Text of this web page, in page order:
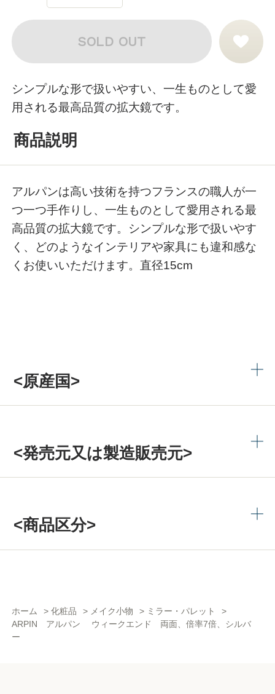
シンプルな形で扱いやすい、一生ものとして愛
用される最高品質の拡大鏡です。
SOLD OUT
商品説明
アルパンは高い技術を持つフランスの職人が一
つ一つ手作りし、一生ものとして愛用される最
高品質の拡大鏡です。シンプルな形で扱いやす
く、どのようなインテリアや家具にも違和感な
くお使いいただけます。直径15cm
<原産国>
<発売元又は製造販売元>
<商品区分>
ホーム >化粧品 > メイク小物 > ミラー・パレット
>
ARPIN アルパン ウィークエンド 両面、倍率7倍、シルバ
ー